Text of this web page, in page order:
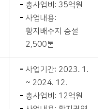
총사업비: 35억원
사업내용:
황지배수지 증설
2,500톤
사업기간: 2023. 1.
~ 2024. 12.
총사업비: 12억원